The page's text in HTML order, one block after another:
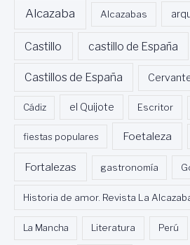
Alcazaba Alcazabas
Castillo castillo de España
Castillos de España
Cádiz el Quijote Escritor
fiestas populares Foetaleza
Fortalezas gastronomía
Historia de amor. Revista La
La Mancha Literatura Perú